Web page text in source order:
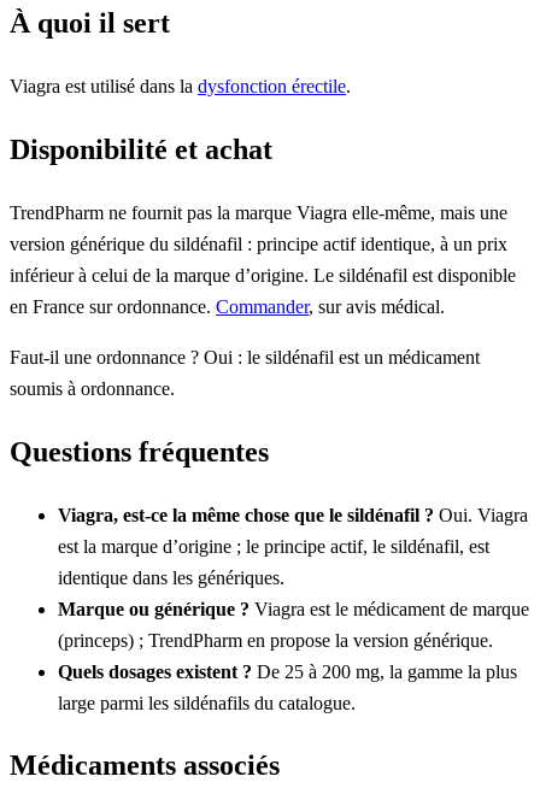
À quoi il sert
Viagra est utilisé dans la dysfonction érectile.
Disponibilité et achat
TrendPharm ne fournit pas la marque Viagra elle-même, mais une
version générique du sildénafil : principe actif identique, à un prix
inférieur à celui de la marque d’origine. Le sildénafil est disponible
en France sur ordonnance. Commander, sur avis médical.
Faut-il une ordonnance ? Oui : le sildénafil est un médicament
soumis à ordonnance.
Questions fréquentes
Viagra, est-ce la même chose que le sildénafil ? Oui. Viagra
est la marque d’origine ; le principe actif, le sildénafil, est
identique dans les génériques.
Marque ou générique ? Viagra est le médicament de marque
(princeps) ; TrendPharm en propose la version générique.
Quels dosages existent ? De 25 à 200 mg, la gamme la plus
large parmi les sildénafils du catalogue.
Médicaments associés